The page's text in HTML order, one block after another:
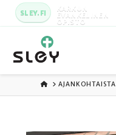
SLEY.FI KARKUN
EVANKELINEN
OPISTO
ETUSIVU
AJANKOHTAISTA